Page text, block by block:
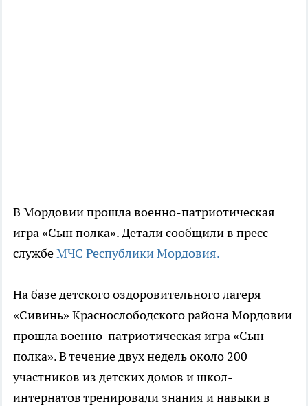
В Мордовии прошла военно-патриотическая
игра «Сын полка». Детали сообщили в пресс-
службеМЧС Республики Мордовия.
На базе детского оздоровительного лагеря
«Сивинь» Краснослободского района Мордовии
прошла военно-патриотическая игра «Сын
полка». В течение двух недель около 200
участников из детских домов и школ-
интернатов тренировали знания и навыки в